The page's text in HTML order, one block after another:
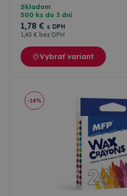
dojímavé obrazy. Balenie
žiarivých farbách.
Skladom
500 ks do 3 dní
1,78 € s DPH
1,45 € bez DPH
Vybrať variant
-14%